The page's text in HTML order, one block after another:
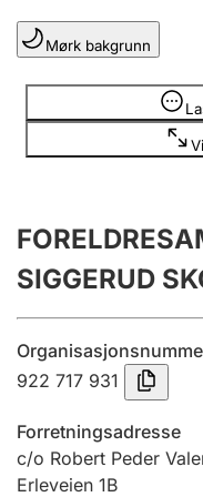
Lag og foreining
Registrere, endre,
Fleire
Årsrekneskap
Innsending og
Tinglysing
Jeger
Betaling og
Mørk bakgrunn
Opplysninger er skjult
SIGGERUD
922 717 931
Forretningsadresse
c/o Robert Peder
Erleveien 1B